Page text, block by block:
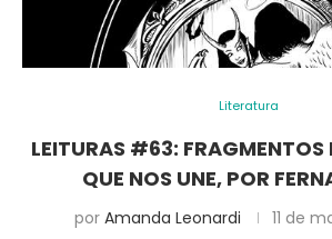
Literatura
LEITURAS #63:
QUE NOS UNE, POR
por Amanda Leonardi 11 de